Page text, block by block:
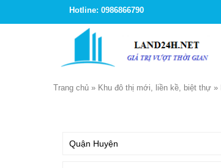
Hotline: 0986866790
Trang chủ » Khu đô thị mới, liền kề, biệt thự »